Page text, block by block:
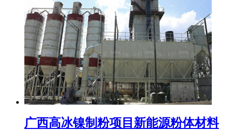
广西高冰镍制粉项目新能源粉体材料